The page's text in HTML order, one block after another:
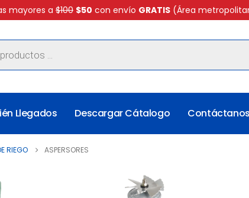
mayores a $100 $50 con envío GRATIS (Área
Llegados Descargar Cátalogo
RIEGO ASPERSORES